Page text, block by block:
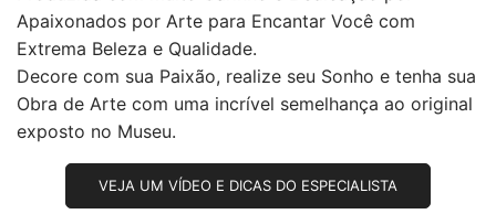
Apaixonados por Arte para Encantar Você com
Extrema Beleza e Qualidade.
Decore com sua Paixão, realize seu Sonho e tenha sua
Obra de Arte com uma incrível semelhança ao original
exposto no Museu.
VEJA UM VÍDEO E DICAS DO ESPECIALISTA